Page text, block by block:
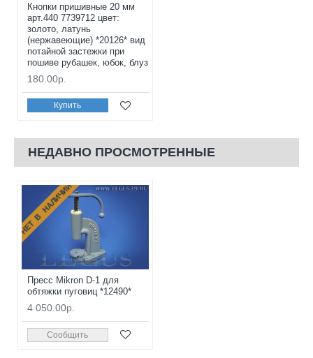
Кнопки пришивные 20 мм
арт.440 7739712 цвет:
золото, латунь
(нержавеющие) *20126* вид
потайной застежки при
пошиве рубашек, юбок, блуз
180.00р.
Купить
НЕДАВНО ПРОСМОТРЕННЫЕ
НЕТ В НАЛИЧИИ
Пресс Mikron D-1 для
обтяжки пуговиц *12490*
4 050.00р.
Сообщить